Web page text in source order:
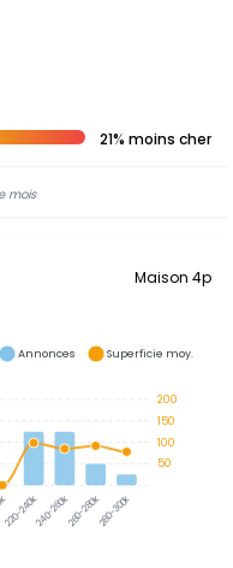
21% moins cher
mois
Maison 4p
220-240k240-260k260-280k280-300k
200
150
100
50
Annonces Superficie moy.